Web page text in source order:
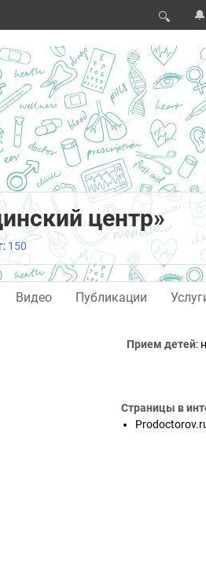
🔍 🔔
центр»
150
Видео Публикации
Прием детей:
Страницы в